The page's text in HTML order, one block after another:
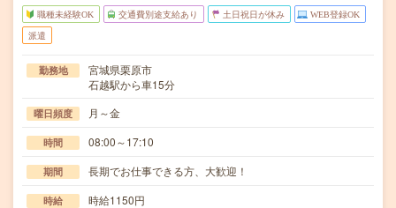
職種未経験OK 交通費別途支給あり 土日祝日が休み WEB登録OK
派遣
勤務地
宮城県栗原市
石越駅から車15分
曜日頻度 月～金
時間 08:00～17:10
期間 長期でお仕事できる方、大歓迎！
時給 時給1150円